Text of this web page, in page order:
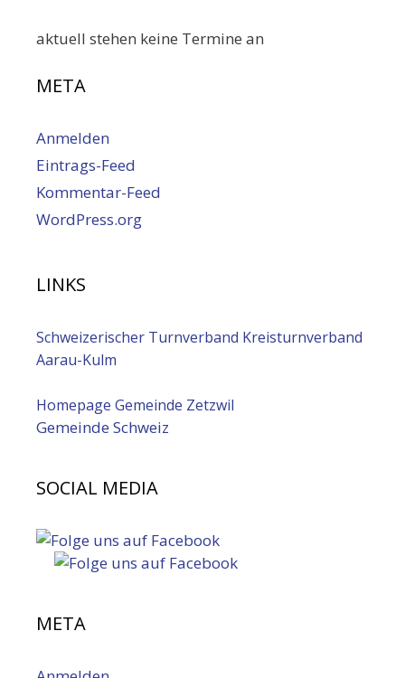
aktuell stehen keine Termine an
META
Anmelden
Eintrags-Feed
Kommentar-Feed
WordPress.org
LINKS
Schweizerischer Turnverband Kreisturnverband
Aarau-Kulm
Homepage Gemeinde Zetzwil
Gemeinde Schweiz
SOCIAL MEDIA
META